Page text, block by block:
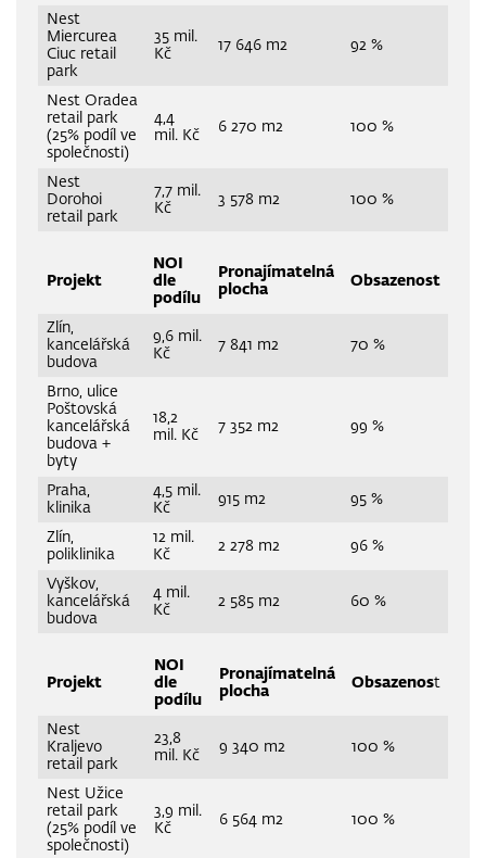
Nest
Miercurea
Ciuc retail
park
35 mil.
Kč
17 646 m2 92 %
Nest Oradea
retail park
(25% podíl ve
společnosti)
4,4
mil. Kč
6 270 m2 100 %
Nest
Dorohoi
retail park
7,7 mil.
Kč
3 578 m2 100 %
Projekt
NOI
dle
podílu
Pronajímatelná
plocha
Obsazenost
Zlín,
kancelářská
budova
9,6 mil.
Kč
7 841 m2 70 %
Brno, ulice
Poštovská
kancelářská
budova +
byty
18,2
mil. Kč
7 352 m2 99 %
Praha,
klinika
4,5 mil.
Kč
915 m2 95 %
Zlín,
poliklinika
12 mil.
Kč
2 278 m2 96 %
Vyškov,
kancelářská
budova
4 mil.
Kč
2 585 m2 60 %
Projekt
NOI
dle
podílu
Pronajímatelná
plocha
Obsazenost
Nest
Kraljevo
retail park
23,8
mil. Kč
9 340 m2 100 %
Nest Užice
retail park
(25% podíl ve
společnosti)
3,9 mil.
Kč
6 564 m2 100 %